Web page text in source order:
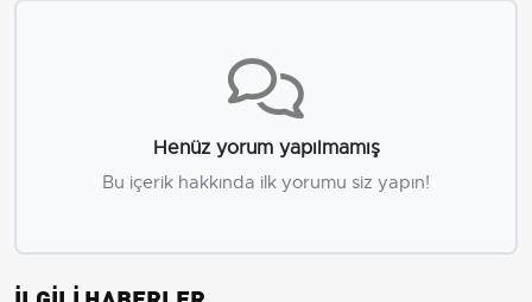
Henüz yorum yapılmamış
Bu içerik hakkında ilk yorumu siz yapın!